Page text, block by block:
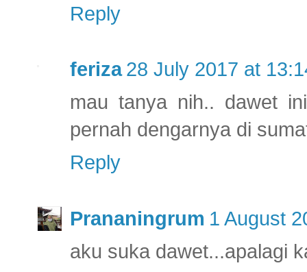
Reply
feriza 28 July 2017 at
mau tanya nih.. dawet
pernah dengarnya di
Reply
Prananingrum 1 August
aku suka dawet...apalagi